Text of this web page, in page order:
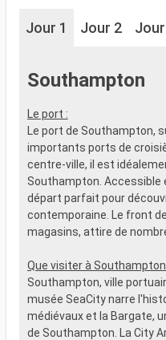
Jour 1 Jour 2
Southampton
Le port :
Le port de Southampton,
importants ports de
centre-ville, il est
Southampton. Accessible
départ parfait pour
contemporaine. Le front
magasins, attire de
Que visiter à Southampton
Southampton, ville
musée SeaCity narre
médiévaux et la Bargate,
de Southampton. La City